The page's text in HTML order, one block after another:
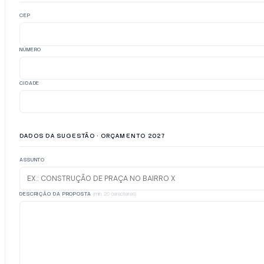
CEP
NÚMERO
CIDADE
DADOS DA SUGESTÃO · ORÇAMENTO 2027
ASSUNTO
DESCRIÇÃO DA PROPOSTA (mín. 20 caracteres)